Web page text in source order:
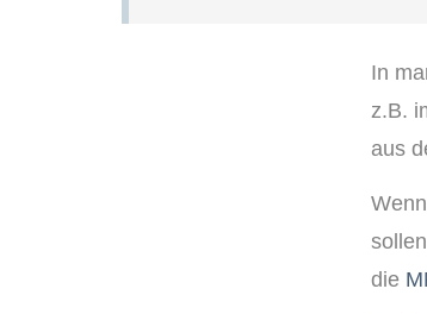
In
z.B.
aus
die